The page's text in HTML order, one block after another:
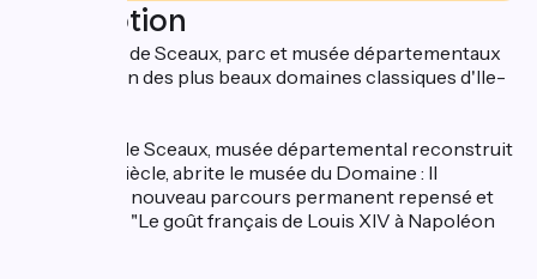
Description
Le Domaine de Sceaux, parc et musée départementaux
constitue l'un des plus beaux domaines classiques d'Ile-
Le château de Sceaux, musée départemental reconstruit
au XIXème siècle, abrite le musée du Domaine : Il
présente un nouveau parcours permanent repensé et
orienté vers "Le goût français de Louis XIV à Napoléon